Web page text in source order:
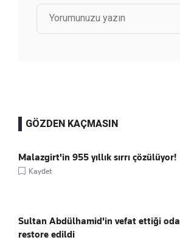
GÖZDEN KAÇMASIN
Malazgirt'in 955 yıllık sırrı çözülüyor!
Kaydet
Sultan Abdülhamid'in vefat ettiği oda
restore edildi